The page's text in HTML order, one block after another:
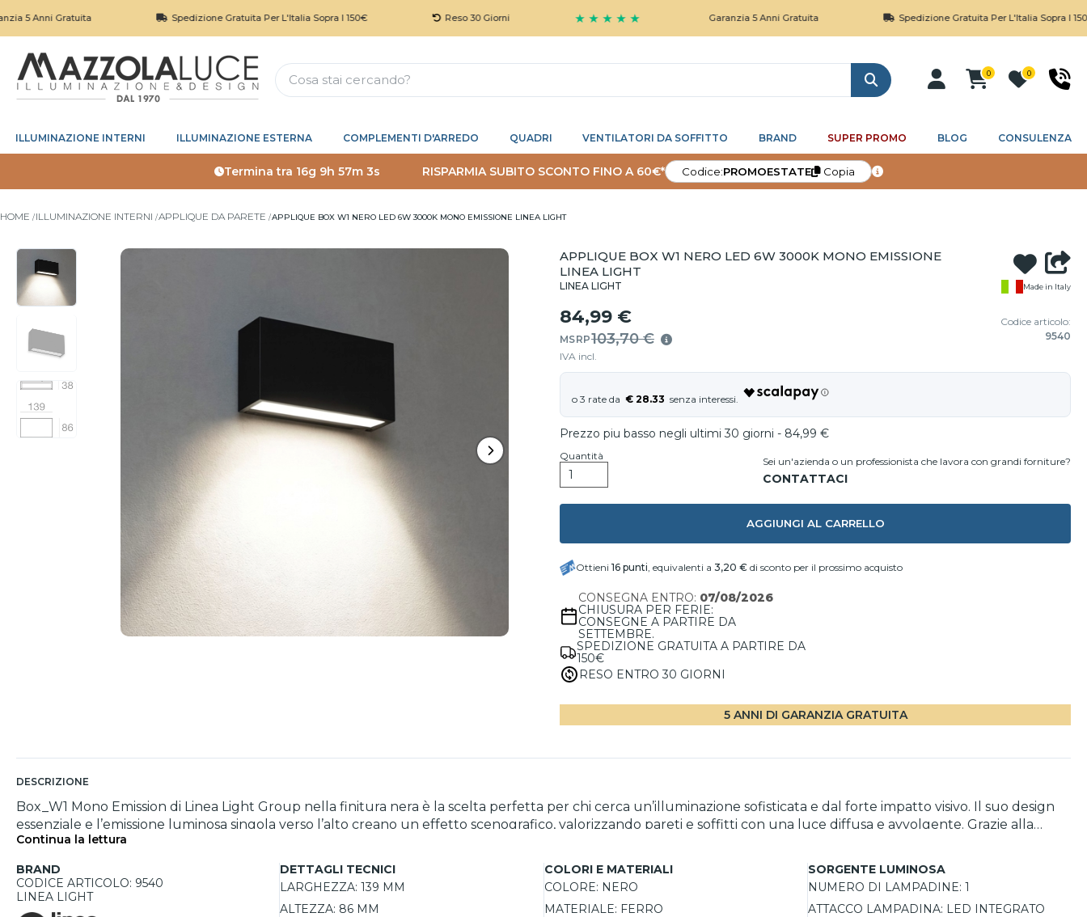
Gratuita Spedizione Gratuita Per L'Italia Sopra I 150€ Reso 30 Giorni ★ ★ ★ ★ ★ Garanzia 5 Anni Gratuita Spedizione Gratuita Per L'Italia Sopra I 150€
Cerca
0 0
ILLUMINAZIONE INTERNI ILLUMINAZIONE ESTERNA COMPLEMENTI D'ARREDO QUADRI VENTILATORI DA SOFFITTO BRAND SUPER PROMO BLOG CONSULENZA
Termina tra 16g 9h 57m 2s RISPARMIA SUBITO SCONTO FINO A 60€* Codice:PROMOESTATE Copia
HOME ILLUMINAZIONE INTERNI APPLIQUE DA PARETE APPLIQUE BOX W1 NERO LED 6W 3000K MONO EMISSIONE LINEA LIGHT
APPLIQUE BOX W1 NERO LED 6W 3000K MONO EMISSIONE
LINEA LIGHT
LINEA LIGHT Made in Italy
84,99 €
MSRP103,70 €
IVA incl.
Codice articolo:
9540
€ 28.33
Prezzo piu basso negli ultimi 30 giorni - 84,99 €
Quantità Sei un'azienda o un professionista che lavora con grandi forniture?
AGGIUNGI AL CARRELLO
Ottieni 16 punti, equivalenti a 3,20 € di sconto per il prossimo acquisto
CONSEGNA ENTRO: 07/08/2026
CHIUSURA PER FERIE:
CONSEGNE A PARTIRE DA
SETTEMBRE.
SPEDIZIONE GRATUITA A PARTIRE DA
150€
RESO ENTRO 30 GIORNI
5 ANNI DI GARANZIA GRATUITA
DESCRIZIONE
Box_W1 Mono Emission di Linea Light Group nella finitura nera è la scelta perfetta per chi cerca un’illuminazione sofisticata e dal forte impatto visivo. Il suo design
essenziale e l’emissione luminosa singola verso l’alto creano un effetto scenografico, valorizzando pareti e soffitti con una luce diffusa e avvolgente. Grazie alla
tecnologia LED TopLED da 6 W, garantisce elevate prestazioni con un flusso luminoso sorgente di 540 lm e apparecchio di 499 lm. Il corpo in ferro verniciato nero e
il diffusore in PMMA opalino assicurano solidità e durata. La temperatura colore di 3000 K e l’indice di resa cromatica CRI 80 offrono una luce calda e naturale. Il
driver integrato e il grado di protezione IP40 la rendono sicura e versatile per qualsiasi ambiente interno. Con un peso di 0,55 kg e una classe di isolamento I, questa
applique è una soluzione di design che unisce estetica e funzionalità.
Continua la lettura
BRAND
CODICE ARTICOLO: 9540
LINEA LIGHT
DETTAGLI TECNICI
LARGHEZZA: 139 MM
ALTEZZA: 86 MM
COLORI E MATERIALI
COLORE: NERO
MATERIALE: FERRO
SORGENTE LUMINOSA
NUMERO DI LAMPADINE: 1
ATTACCO LAMPADINA: LED INTEGRATO